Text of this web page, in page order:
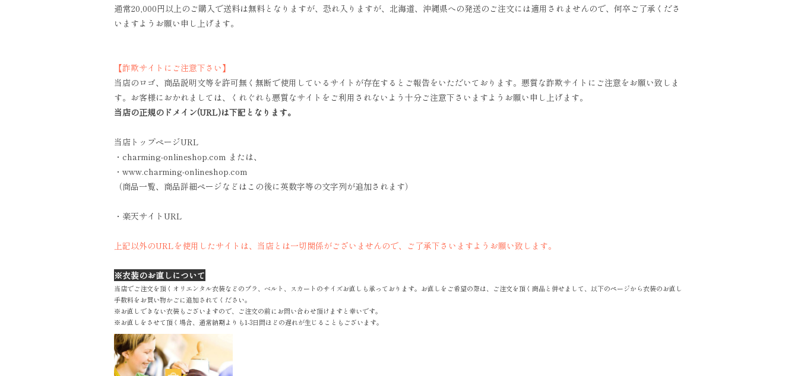
通常20,000円以上のご購入で送料は無料となりますが、恐れ入りますが、北海道、沖縄県への発送のご注文には適用されませんので、何卒ご了承くださ
いますようお願い申し上げます。
【詐欺サイトにご注意下さい】
当店のロゴ、商品説明文等を許可無く無断で使用しているサイトが存在するとご報告をいただいております。悪質な詐欺サイトにご注意をお願い致しま
す。お客様におかれましては、くれぐれも悪質なサイトをご利用されないよう十分ご注意下さいますようお願い申し上げます。
当店の正規のドメイン(URL)は下記となります。
当店トップページURL
・charming-onlineshop.com または、
・www.charming-onlineshop.com
（商品一覧、商品詳細ページなどはこの後に英数字等の文字列が追加されます）
・楽天サイトURL
上記以外のURLを使用したサイトは、当店とは一切関係がございませんので、ご了承下さいますようお願い致します。
※衣装のお直しについて
当店でご注文を頂くオリエンタル衣装などのブラ、ベルト、スカートのサイズお直しも承っております。お直しをご希望の際は、ご注文を頂く商品と併せまして、以下のページから衣装のお直し
手数料をお買い物かごに追加されてください。
※お直しできない衣装もございますので、ご注文の前にお問い合わせ頂けますと幸いです。
※お直しをさせて頂く場合、通常納期よりも1-3日間ほどの遅れが生じることもございます。